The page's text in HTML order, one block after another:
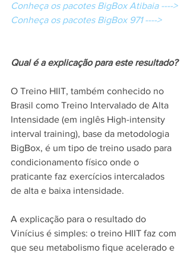
Conheça os pacotes BigBox Atibaia ---->
Conheça os pacotes BigBox 971 ---->
Qual é a explicação para este resultado?
O Treino HIIT, também conhecido no
Brasil como Treino Intervalado de Alta
Intensidade (em inglês High-intensity
interval training), base da metodologia
BigBox, é um tipo de treino usado para
condicionamento físico onde o
praticante faz exercícios intercalados
de alta e baixa intensidade.
A explicação para o resultado do
Vinícius é simples: o treino HIIT faz com
que seu metabolismo fique acelerado e